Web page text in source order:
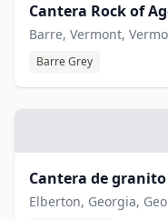
Cantera Rock of
Barre, Vermont,
Barre Grey
Cantera de
Elberton, Georgia,